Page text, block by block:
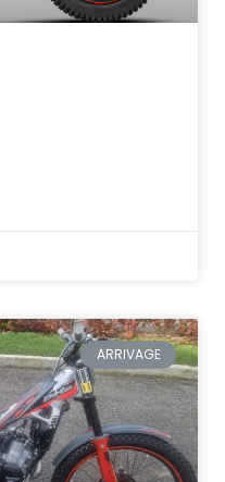
ARRIVAGE